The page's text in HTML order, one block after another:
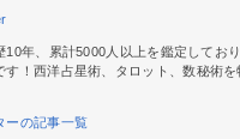
10年、累計5000人以上を鑑定してお
す！西洋占星術、タロット、数秘術を
ーの記事一覧